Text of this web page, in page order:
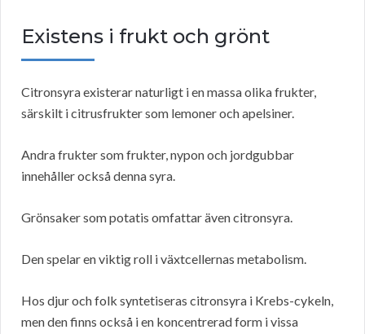
Existens i frukt och grönt
Citronsyra existerar naturligt i en massa olika frukter,
särskilt i citrusfrukter som lemoner och apelsiner.
Andra frukter som frukter, nypon och jordgubbar
innehåller också denna syra.
Grönsaker som potatis omfattar även citronsyra.
Den spelar en viktig roll i växtcellernas metabolism.
Hos djur och folk syntetiseras citronsyra i Krebs-cykeln,
men den finns också i en koncentrerad form i vissa